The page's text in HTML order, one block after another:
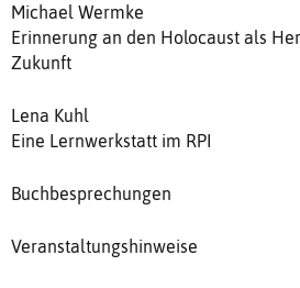
Michael Wermke
Erinnerung an den Holocaust als
Zukunft
Lena Kuhl
Eine Lernwerkstatt im RPI
Buchbesprechungen
Veranstaltungshinweise